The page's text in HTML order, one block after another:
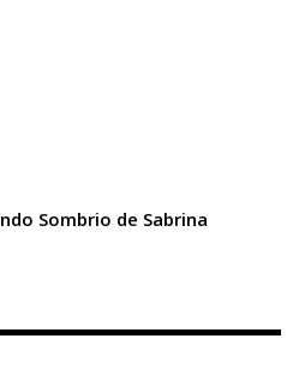
Sombrio de Sabrina